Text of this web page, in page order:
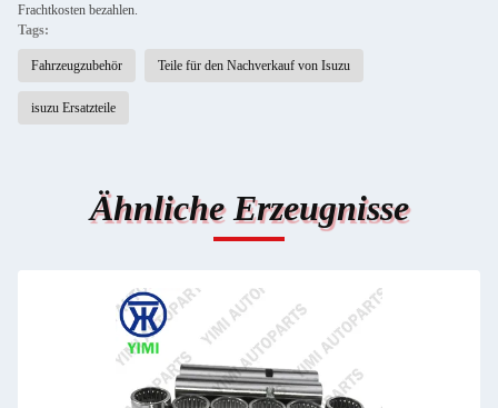
Frachtkosten bezahlen.
Tags:
Fahrzeugzubehör Teile für den Nachverkauf von Isuzu
isuzu Ersatzteile
Ähnliche Erzeugnisse